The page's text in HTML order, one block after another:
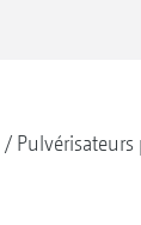
Pulvérisateurs